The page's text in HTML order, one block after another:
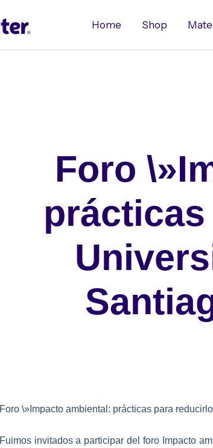
Home Shop
Foro
Foro \»Impacto ambiental: prácticas para
Fuimos invitados a participar del foro Impacto